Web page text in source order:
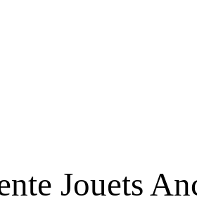
Jouets